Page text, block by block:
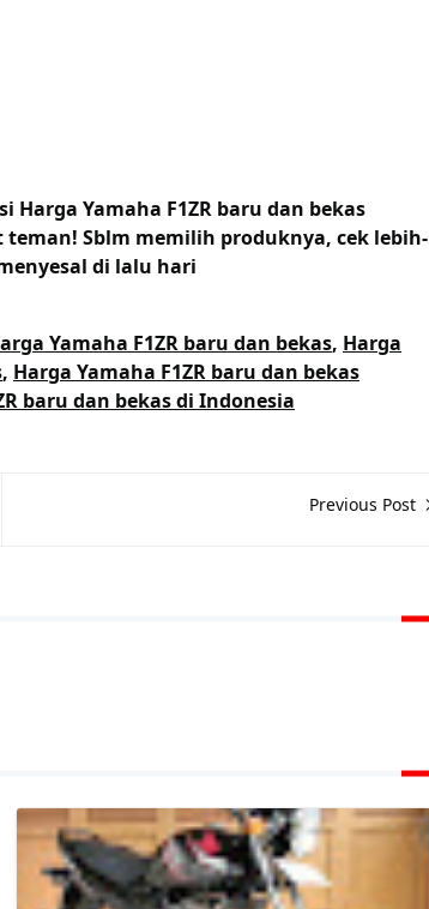
Harga Yamaha F1ZR baru dan bekas
Sblm memilih produknya, cek lebih-
di lalu hari
Yamaha F1ZR baru dan bekas, Harga
, Harga Yamaha F1ZR baru dan bekas
baru dan bekas di Indonesia
Previous Post